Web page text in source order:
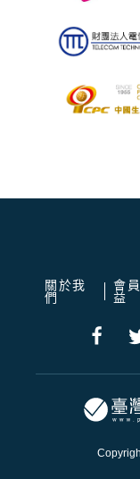
關於我
們
會
益